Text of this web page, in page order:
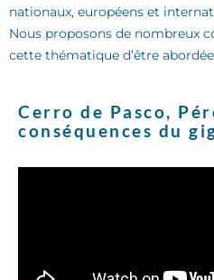
nationaux, européens et
Nous proposons de nombreux
cette thématique d’être
Cerro de Pasco,
conséquences du